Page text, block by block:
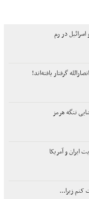
در رم
گرفتار یافته‌اند!
تنگه هرمز
کنم زیرا...